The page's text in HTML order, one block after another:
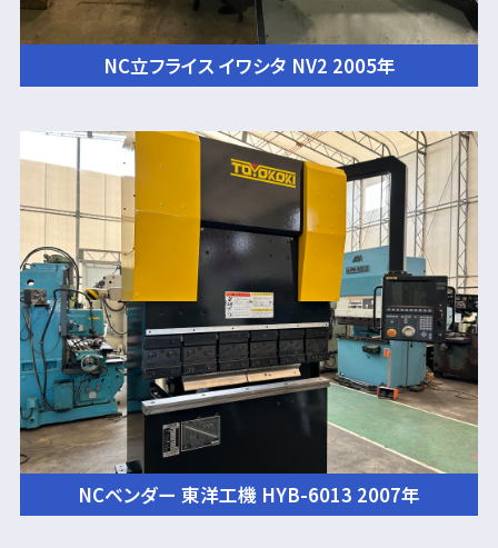
NC立フライス イワシタ NV2 2005年
NCベンダー 東洋工機 HYB-6013 2007年